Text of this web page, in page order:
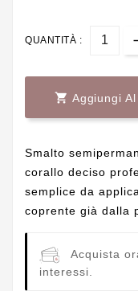
QUANTITÀ :
 Aggiungi
Smalto
corallo deciso
semplice da
coprente già dalla
Acquista
interessi.